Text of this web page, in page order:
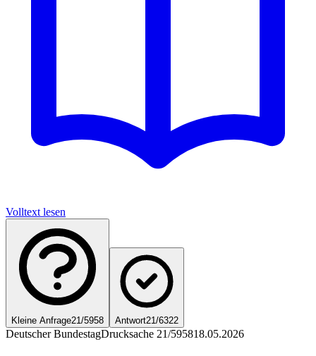
Volltext lesen
Kleine Anfrage21/5958 Antwort21/6322
Deutscher BundestagDrucksache 21/595818.05.2026